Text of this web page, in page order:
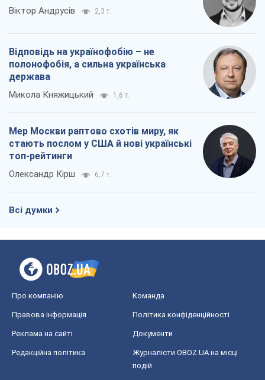
Віктор Андрусів 2,3 т.
Відповідь на українофобію – не
полонофобія, а сильна українська
держава
Микола Княжицький 1,6 т.
Мер Москви раптово схотів миру, як
стають послом у США й нові українські
топ-рейтинги
Олександр Кірш 6,7 т.
Всі думки
Про компанію Команда
Правова інформація Політика конфіденційності
Реклама на сайті Документи
Редакційна політика
Журналісти OBOZ.UA на місці
подій